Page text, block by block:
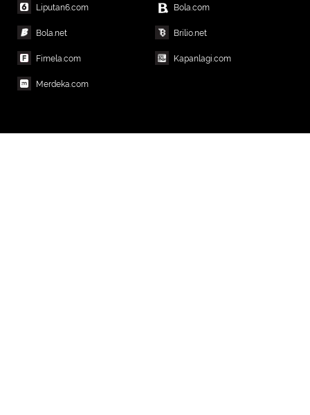
Liputan6.com Bola.com
Bola.net Brilio.net
Fimela.com Kapanlagi.com
Merdeka.com